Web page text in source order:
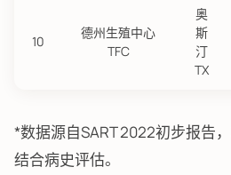
10
德州生殖中心
TFC
奥
斯
汀
TX
*数据源自SART 2022初步报告
结合病史评估。